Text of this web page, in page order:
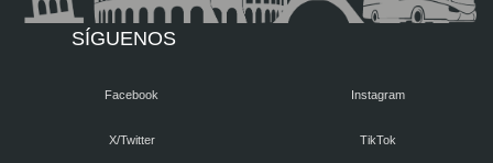
SÍGUENOS
Facebook
X/Twitter
Instagram
TikTok